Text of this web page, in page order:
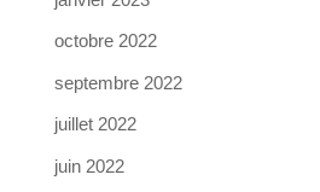
octobre 2022
septembre 2022
juillet 2022
juin 2022